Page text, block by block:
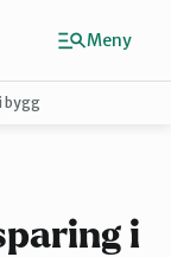
Agder
bygg
i